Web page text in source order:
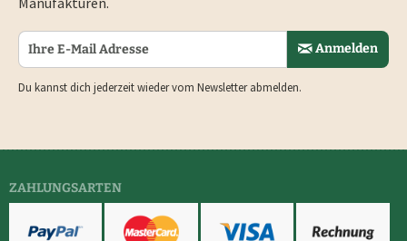
Anmelden
Du kannst dich jederzeit wieder vom Newsletter abmelden.
ZAHLUNGSARTEN